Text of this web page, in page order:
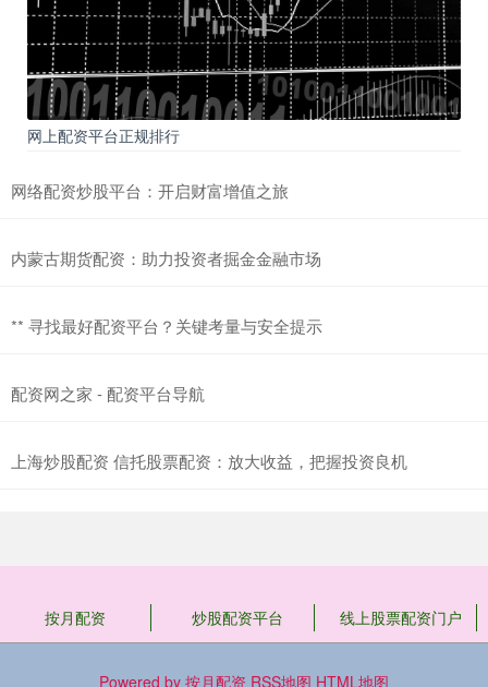
网上配资平台正规排行
网络配资炒股平台：开启财富增值之旅
内蒙古期货配资：助力投资者掘金金融市场
** 寻找最好配资平台？关键考量与安全提示
配资网之家 - 配资平台导航
上海炒股配资 信托股票配资：放大收益，把握投资良机
按月配资 炒股配资平台 线上股票配资门户
Powered by 按月配资 RSS地图 HTML地图